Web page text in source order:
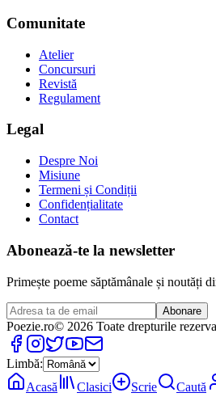
Comunitate
Atelier
Concursuri
Revistă
Regulament
Legal
Despre Noi
Misiune
Termeni și Condiții
Confidențialitate
Contact
Abonează-te la newsletter
Primește poeme săptămânale și noutăți
Abonare
Poezie.ro© 2026 Toate drepturile
Limbă:
Acasă
Clasici Scrie Caută